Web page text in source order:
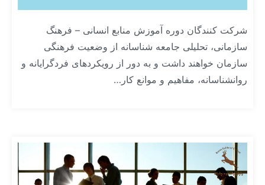
شرکت کنندگان دوره آموزش منابع انسانی – فرهنگ
سازمانی، تحلیلی جامعه شناسانه از وضعیت فرهنگی
سازمان خواهند داشت و به دور از رویکردهای فردگرایانه و
روانشناسانه، مفاهیم و موانع کار…